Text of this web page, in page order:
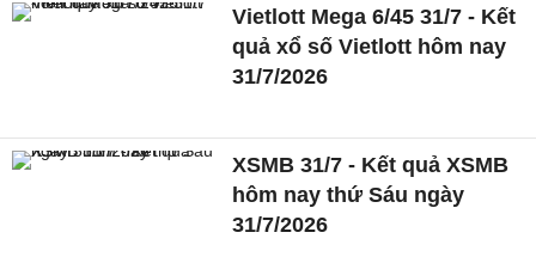
Vietlott Mega 6/45 31/7 - Kết
quả xổ số Vietlott hôm nay
31/7/2026
XSMB 31/7 - Kết quả XSMB
hôm nay thứ Sáu ngày
31/7/2026